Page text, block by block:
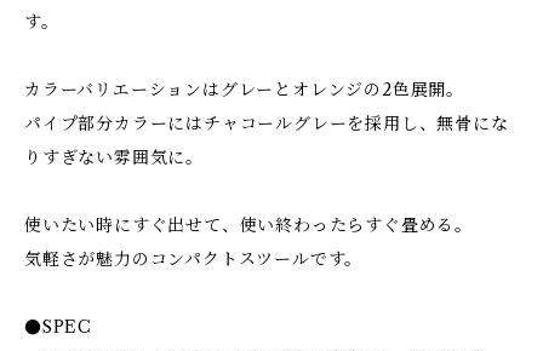
す。
カラーバリエーションはグレーとオレンジの2色展開。
パイプ部分カラーにはチャコールグレーを採用し、無骨にな
りすぎない雰囲気に。
使いたい時にすぐ出せて、使い終わったらすぐ畳める。
気軽さが魅力のコンパクトスツールです。
●SPEC